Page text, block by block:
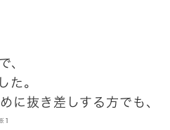
、
た。
抜き差しする方でも、